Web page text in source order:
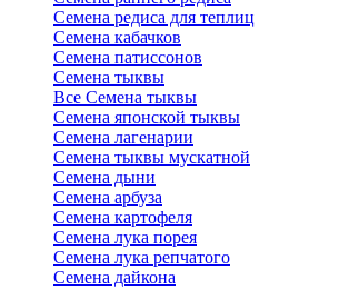
Семена редиса для теплиц
Семена кабачков
Семена патиссонов
Семена тыквы
Все Семена тыквы
Семена японской тыквы
Семена лагенарии
Семена тыквы мускатной
Семена дыни
Семена арбуза
Семена картофеля
Семена лука порея
Семена лука репчатого
Семена дайкона